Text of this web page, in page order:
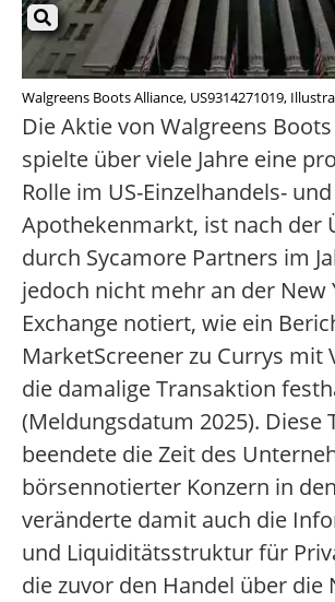
Walgreens Boots Alliance, US9314271019,
Die Aktie von Walgreens
spielte über viele Jahre eine
Rolle im US-Einzelhandels- und
Apothekenmarkt, ist nach der
durch Sycamore Partners im
jedoch nicht mehr an der New
Exchange notiert, wie ein
MarketScreener zu Currys mit
die damalige Transaktion
(Meldungsdatum 2025). Diese
beendete die Zeit des
börsennotierter Konzern in
veränderte damit auch die
und Liquiditätsstruktur für
die zuvor den Handel über die